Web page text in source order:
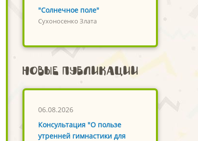
"Солнечное поле"
Сухоносенко Злата
Новые публикации
06.08.2026
Консультация "О пользе
утренней гимнастики для